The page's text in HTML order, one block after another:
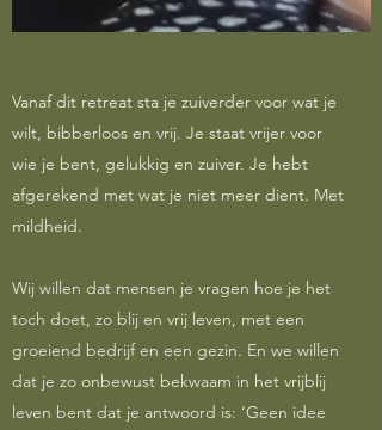
Vanaf dit retreat sta je zuiverder voor wat je
wilt, bibberloos en vrij. Je staat vrijer voor
wie je bent, gelukkig en zuiver. Je hebt
afgerekend met wat je niet meer dient. Met
mildheid.
Wij willen dat mensen je vragen hoe je het
toch doet, zo blij en vrij leven, met een
groeiend bedrijf en een gezin. En we willen
dat je zo onbewust bekwaam in het vrijblij
leven bent dat je antwoord is: ‘Geen idee